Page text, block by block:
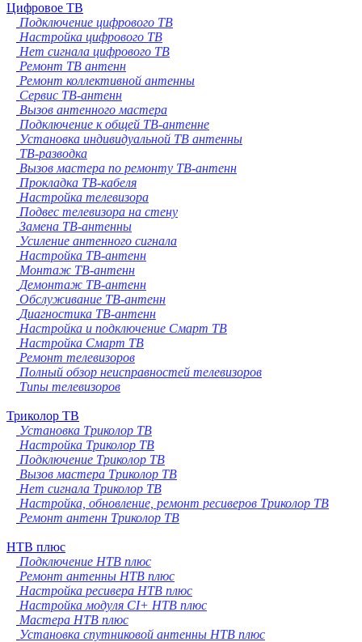
Цифровое ТВ
Подключение цифрового ТВ
Настройка цифрового ТВ
Нет сигнала цифрового ТВ
Ремонт ТВ антенн
Ремонт коллективной антенны
Сервис ТВ-антенн
Вызов антенного мастера
Подключение к общей ТВ-антенне
Установка индивидуальной ТВ антенны
ТВ-разводка
Вызов мастера по ремонту ТВ-антенн
Прокладка ТВ-кабеля
Настройка телевизора
Подвес телевизора на стену
Замена ТВ-антенны
Усиление антенного сигнала
Настройка ТВ-антенн
Монтаж ТВ-антенн
Демонтаж ТВ-антенн
Обслуживание ТВ-антенн
Диагностика ТВ-антенн
Настройка и подключение Смарт ТВ
Настройка Смарт ТВ
Ремонт телевизоров
Полный обзор неисправностей телевизоров
Типы телевизоров
Триколор ТВ
Установка Триколор ТВ
Настройка Триколор ТВ
Подключение Триколор ТВ
Вызов мастера Триколор ТВ
Нет сигнала Триколор ТВ
Настройка, обновление, ремонт ресиверов Триколор ТВ
Ремонт антенн Триколор ТВ
НТВ плюс
Подключение НТВ плюс
Ремонт антенны НТВ плюс
Настройка ресивера НТВ плюс
Настройка модуля CI+ НТВ плюс
Мастера НТВ плюс
Установка спутниковой антенны НТВ плюс